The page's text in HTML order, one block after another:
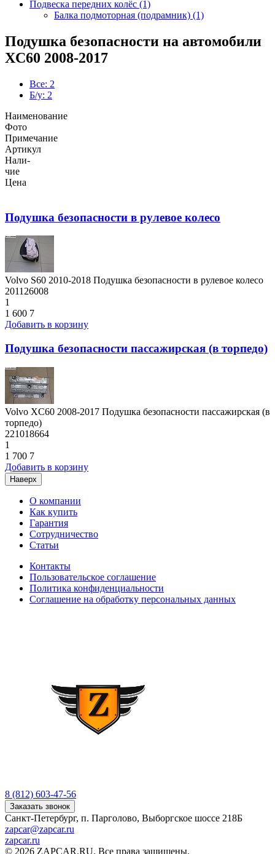
Подвеска передних колёс (1)
Балка подмоторная (подрамник) (1)
Подушка безопасности на автомобили
XC60 2008-2017
Все: 2
Б/у: 2
Наименование
Фото
Примечание
Артикул
Нали-
чие
Цена
Подушка безопасности в рулевое колесо
Volvo S60 2010-2018 Подушка безопасности в рулевое колесо
201126008
1
1 600 7
Добавить в корзину
Подушка безопасности пассажирская (в торпедо)
Volvo XC60 2008-2017 Подушка безопасности пассажирская (в
торпедо)
221018664
1
1 700 7
Добавить в корзину
Наверх
О компании
Как купить
Гарантия
Сотрудничество
Статьи
Контакты
Пользовательское соглашение
Политика конфиденциальности
Соглашение на обработку персональных данных
8 (812) 603-47-56
Заказать звонок
Санкт-Петербург, п. Парголово, Выборгское шоссе 218Б
zapcar@zapcar.ru
zapcar.ru
© 2026 ZAPCAR.RU. Все права защищены.